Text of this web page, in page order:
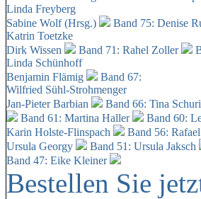
Linda Freyberg
Sabine Wolf (Hrsg.)
Band 75: Denise
Katrin Toetzke
Dirk Wissen
Band 71: Rahel Zoller
Linda Schünhoff
Benjamin Flämig
Band 67:
Wilfried Sühl-Strohmenger
Jan-Pieter Barbian
Band 66: Tina
Band 61: Martina Haller
Band 60:
Karin Holste-Flinspach
Band 56:
Ursula Georgy
Band 51: Ursula Jaksch
Band 47: Eike Kleiner
Bestellen Sie